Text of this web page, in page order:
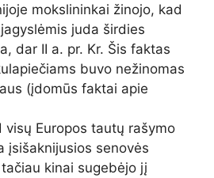
mokslininkai žinojo, kad
juda širdies
dar II a. pr. Kr. Šis faktas
buvo nežinomas
(įdomūs faktai apie
visų Europos tautų rašymo
įsišaknijusios senovės
kinai sugebėjo jį